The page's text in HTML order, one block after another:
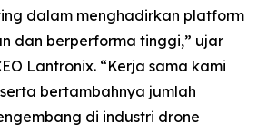
dalam menghadirkan platform
dan berperforma tinggi,” ujar
Lantronix. “Kerja sama kami
bertambahnya jumlah
di industri drone